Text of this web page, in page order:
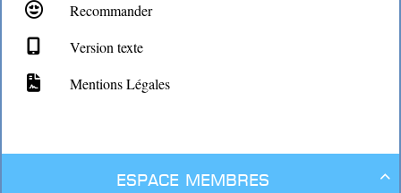
Recommander
Version texte
Mentions Légales

Espace membres